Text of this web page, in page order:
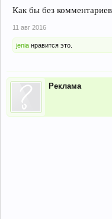
Как бы без
11 авг 2016
jenia нравится это.
Реклама